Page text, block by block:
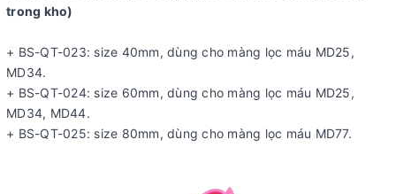
trong kho)
+ BS-QT-023: size 40mm, dùng cho màng lọc máu MD25,
MD34.
+ BS-QT-024: size 60mm, dùng cho màng lọc máu MD25,
MD34, MD44.
+ BS-QT-025: size 80mm, dùng cho màng lọc máu MD77.